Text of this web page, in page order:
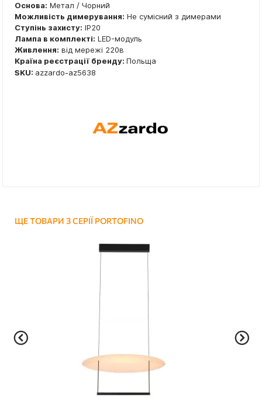
Основа: Метал / Чорний
Можливість димерування: Не сумісний з димерами
Ступінь захисту: IP20
Лампа в комплекті: LED-модуль
Живлення: від мережі 220в
Країна реєстрації бренду: Польща
SKU: azzardo-az5638
ЩЕ ТОВАРИ З СЕРІЇ PORTOFINO